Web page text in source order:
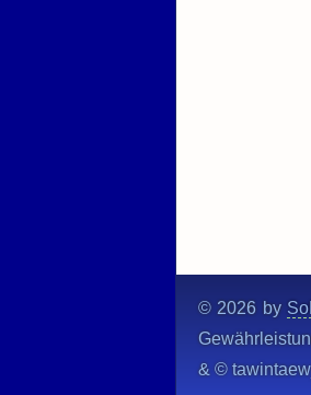
© 2026 by
& ©